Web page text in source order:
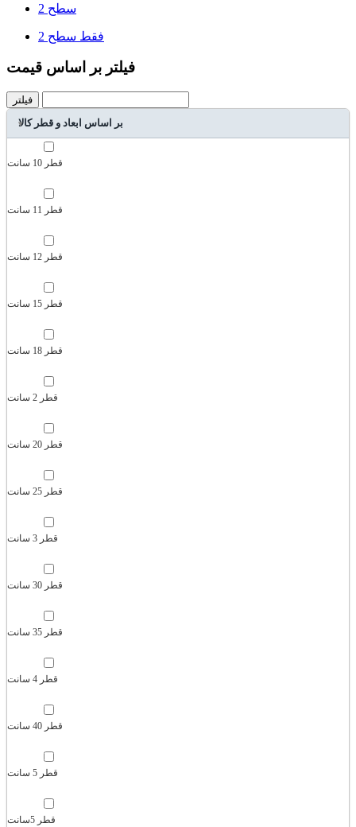
سطح 2
فقط سطح 2
فیلتر بر اساس قیمت
فیلتر
بر اساس ابعاد و قطر کالا
قطر 10 سانت
قطر 11 سانت
قطر 12 سانت
قطر 15 سانت
قطر 18 سانت
قطر 2 سانت
قطر 20 سانت
قطر 25 سانت
قطر 3 سانت
قطر 30 سانت
قطر 35 سانت
قطر 4 سانت
قطر 40 سانت
قطر 5 سانت
قطر 5سانت